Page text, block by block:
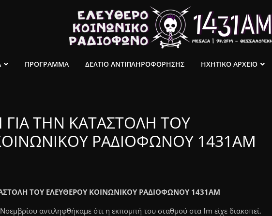
ΠΡΟΓΡΑΜΜΑ ΔΕΛΤΙΟ ΑΝΤΙΠΛΗΡΟΦΟΡΗΣΗΣ ΗΧΗΤΙΚΟ ΑΡΧΕΙΟ
ΤΗΝ ΚΑΤΑΣΤΟΛΗ ΤΟΥ
ΡΑΔΙΟΦΩΝΟΥ 1431ΑΜ
ΤΟΥ ΕΛΕΥΘΕΡΟΥ ΚΟΙΝΩΝΙΚΟΥ ΡΑΔΙΟΦΩΝΟΥ 1431ΑΜ
αντιληφθήκαμε ότι η εκπομπή του σταθμού στα fm είχε διακοπεί.